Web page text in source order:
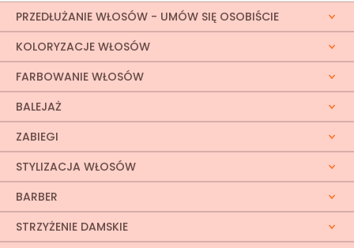
PRZEDŁUŻANIE WŁOSÓW - UMÓW SIĘ OSOBIŚCIE
KOLORYZACJE WŁOSÓW
FARBOWANIE WŁOSÓW
BALEJAŻ
ZABIEGI
STYLIZACJA WŁOSÓW
BARBER
STRZYŻENIE DAMSKIE